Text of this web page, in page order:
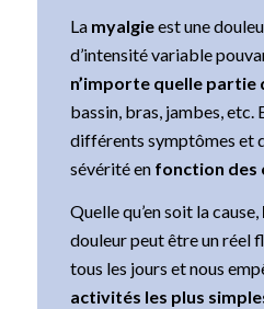
La myalgieest une
d’intensité variable
n’importe quelle partie
bassin, bras, jambes, etc.
différents symptômes et
sévérité en fonction des
Quelle qu’en soit la cause,
douleur peut être un réel
tous les jours et nous
activités les plus